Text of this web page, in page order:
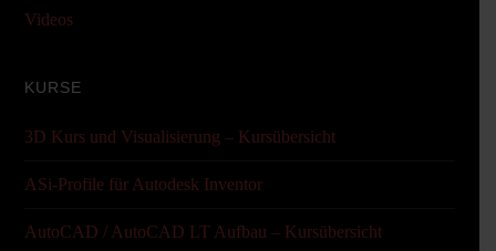
Videos
KURSE
3D Kurs und Visualisierung – Kursübersicht
ASi-Profile für Autodesk Inventor
AutoCAD / AutoCAD LT Aufbau – Kursübersicht